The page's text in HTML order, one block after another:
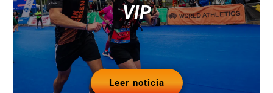
VIP
Leer noticia